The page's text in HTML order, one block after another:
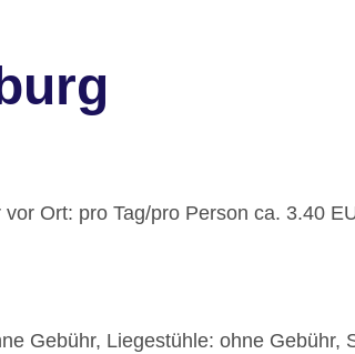
Ort: pro Tag/pro Person ca. 3.40
Gebühr, Liegestühle: ohne Gebühr,